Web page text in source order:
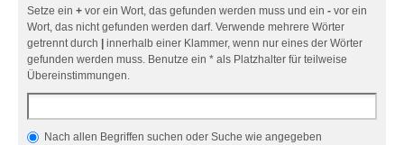
Setze ein + vor ein Wort, das gefunden werden muss und ein - vor ein
Wort, das nicht gefunden werden darf. Verwende mehrere Wörter
getrennt durch
innerhalb einer Klammer, wenn nur eines der Wörter
gefunden werden muss. Benutze ein * als Platzhalter für teilweise
Übereinstimmungen.
Nach allen Begriffen suchen oder Suche wie angegeben